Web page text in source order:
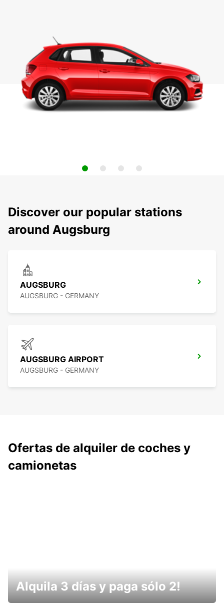
Discover our popular stations
around Augsburg
AUGSBURG
AUGSBURG - GERMANY
AUGSBURG AIRPORT
AUGSBURG - GERMANY
Ofertas de alquiler de coches y
camionetas
Alquila 3 días y paga sólo 2!